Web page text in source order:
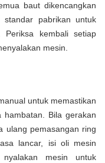
baut dikencangkan
pabrikan untuk
Periksa kembali setiap
mesin.
untuk memastikan
Bila gerakan
ulang pemasangan ring
lancar, isi oli mesin
mesin untuk